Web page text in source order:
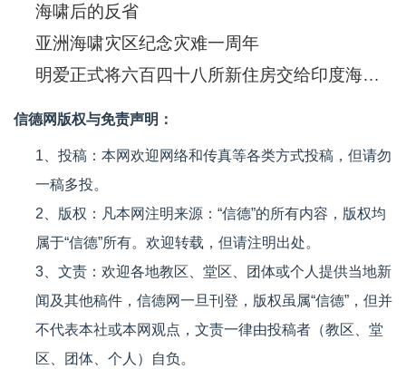
海啸后的反省
亚洲海啸灾区纪念灾难一周年
明爱正式将六百四十八所新住房交给印度海啸幸存灾民
信德网版权与免责声明：
1、投稿：本网欢迎网络和传真等各类方式投稿，但请勿
一稿多投。
2、版权：凡本网注明来源：“信德”的所有内容，版权均
属于“信德”所有。欢迎转载，但请注明出处。
3、文责：欢迎各地教区、堂区、团体或个人提供当地新
闻及其他稿件，信德网一旦刊登，版权虽属“信德”，但并
不代表本社或本网观点，文责一律由投稿者（教区、堂
区、团体、个人）自负。